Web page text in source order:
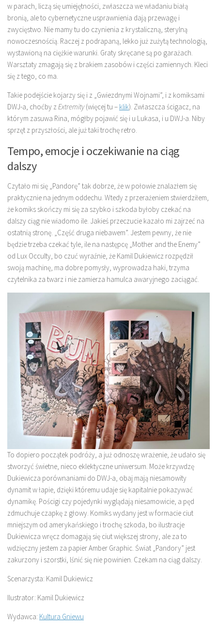
w parach, liczą się umiejętności, zwłaszcza we władaniu białą
bronią, ale to cybernetyczne usprawnienia dają przewagę i
zwycięstwo. Nie mamy tu do czynienia z krystaliczną, sterylną
nowoczesnością. Raczej z podrapaną, lekko już zużytą technologią,
wystawioną na ciężkie warunki. Graty skręcane są po garażach.
Warsztaty zmagają się z brakiem zasobów i części zamiennych. Kleci
się z tego, co ma.
Takie podejście kojarzy się i z „Gwiezdnymi Wojnami”, i z komiksami
DWJ-a, choćby z Extremity(więcej tu – klik). Zwłaszcza ścigacz, na
którym zasuwa Rina, mógłby pojawić się i u Lukasa, i u DWJ-a. Niby
sprzęt z przyszłości, ale już taki trochę retro.
Tempo, emocje i oczekiwanie na ciąg
dalszy
Czytało mi się „Pandorę” tak dobrze, że w połowie znalazłem się
praktycznie na jednym oddechu. Wtedy z przerażeniem stwierdziłem,
że komiks skończy mi się za szybko i szkoda byłoby czekać na
dalszy ciąg nie wiadomo ile. Jakieś przeczucie kazało mi zajrzeć na
ostatnią stronę. „Część druga niebawem”. Jestem pewny, że nie
będzie trzeba czekać tyle, ile na następcę „Mother and the Enemy”
od Lux Occulty, bo czuć wyraźnie, że Kamil Dukiewicz rozpędził
swoją machinę, ma dobre pomysły, wyprowadza haki, trzyma
czytelnika za twarz i nie zamierza hamulca awaryjnego zaciągać.
To dopiero początek podróży, a już odnoszę wrażenie, że udało się
stworzyć świetne, nieco eklektyczne uniwersum. Może krzywdzę
Dukiewicza porównaniami do DWJ-a, obaj mają niesamowity
dynamit w łapie, dzięki któremu udaje się kapitalnie pokazywać
dynamikę. Pościgi czy pojedynki wyglądają niesamowicie, a pęd
zdmuchuje czapkę z głowy. Komiks wydany jest w formacie ciut
mniejszym od amerykańskiego i trochę szkoda, bo ilustracje
Dukiewicza wręcz domagają się ciut większej strony, ale za to
wdzięczny jestem za papier Amber Graphic. Świat „Pandory” jest
zakurzony i szorstki, lśnić się nie powinien. Czekam na ciąg dalszy.
Scenarzysta: Kamil Dukiewicz
Ilustrator: Kamil Dukiewicz
Wydawca: Kultura Gniewu